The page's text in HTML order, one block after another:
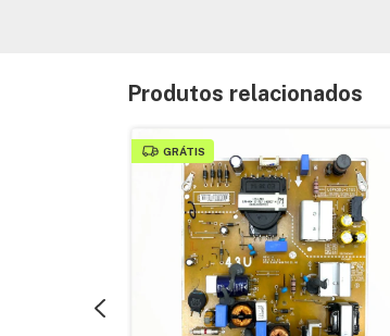
Produtos relacionados
GRÁTIS